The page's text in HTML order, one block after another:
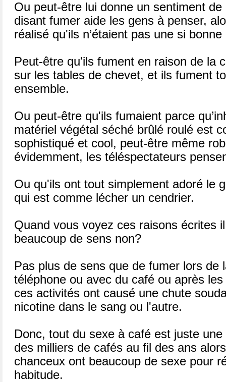
Ou peut-être lui donne un sentiment
disant fumer aide les gens à penser,
réalisé qu'ils n’étaient pas une si
Peut-être qu'ils fument en raison de la
sur les tables de chevet, et ils fument
ensemble.
Ou peut-être qu'ils fumaient parce
matériel végétal séché brûlé roulé est
sophistiqué et cool, peut-être même
évidemment, les téléspectateurs
Ou qu'ils ont tout simplement adoré le
qui est comme lécher un cendrier.
Quand vous voyez ces raisons écrites
beaucoup de sens non?
Pas plus de sens que de fumer lors de
téléphone ou avec du café ou après
ces activités ont causé une chute
nicotine dans le sang ou l'autre.
Donc, tout du sexe à café est juste
des milliers de cafés au fil des ans
chanceux ont beaucoup de sexe pour
habitude.